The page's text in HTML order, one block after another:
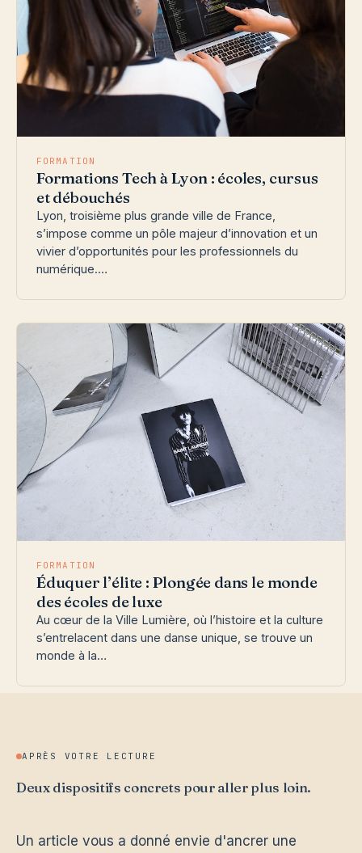
FORMATION
Formations Tech à Lyon : écoles, cursus
et débouchés
Lyon, troisième plus grande ville de France,
s’impose comme un pôle majeur d’innovation et un
vivier d’opportunités pour les professionnels du
numérique.…
FORMATION
Éduquer l’élite : Plongée dans le monde
des écoles de luxe
Au cœur de la Ville Lumière, où l’histoire et la culture
s’entrelacent dans une danse unique, se trouve un
monde à la…
APRÈS VOTRE LECTURE
Deux dispositifs concrets pour aller plus loin.
Un article vous a donné envie d'ancrer une